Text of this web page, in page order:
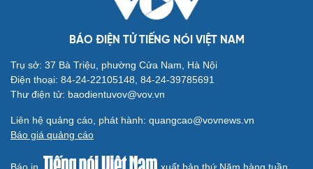
Cải chính
BÁO ĐIỆN TỬ TIẾNG NÓI VIỆT NAM
Trụ sở: 37 Bà Triệu, phường Cửa Nam, Hà Nội
Điện thoại: 84-24-22105148, 84-24-39785691
Thư điện tử: baodientuvov@vov.vn
Liên hệ quảng cáo, phát hành: quangcao@vovnews.vn
Báo giá quảng cáo